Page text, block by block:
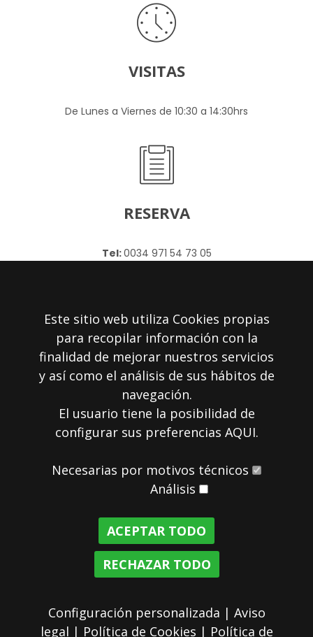
VISITAS
De Lunes a Viernes de 10:30 a 14:30hrs
RESERVA
Tel:0034 971 54 73 05
REDES SOCIALES
Este sitio web utiliza Cookies propias
para recopilar información con la
finalidad de mejorar nuestros servicios
y así como el análisis de sus hábitos de
navegación.
El usuario tiene la posibilidad de
configurar sus preferencias AQUI.
Necesarias por motivos técnicos
Análisis
ACEPTAR TODO
RECHAZAR TODO
Configuración personalizada | Aviso
legal | Política de Cookies | Política de